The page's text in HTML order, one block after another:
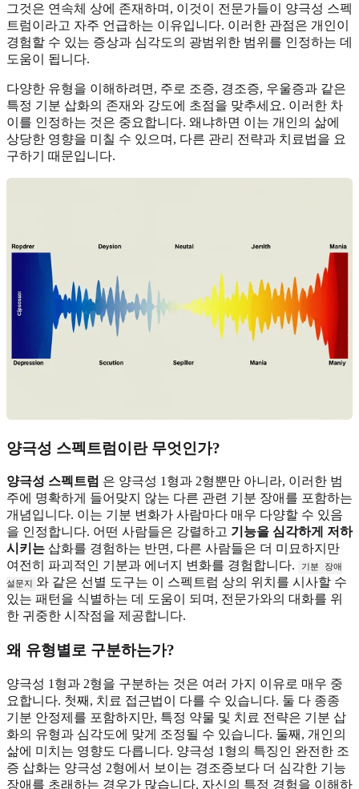
그것은 연속체 상에 존재하며, 이것이 전문가들이 양극성 스펙
트럼이라고 자주 언급하는 이유입니다. 이러한 관점은 개인이
경험할 수 있는 증상과 심각도의 광범위한 범위를 인정하는 데
도움이 됩니다.
다양한 유형을 이해하려면, 주로 조증, 경조증, 우울증과 같은
특정 기분 삽화의 존재와 강도에 초점을 맞추세요. 이러한 차
이를 인정하는 것은 중요합니다. 왜냐하면 이는 개인의 삶에
상당한 영향을 미칠 수 있으며, 다른 관리 전략과 치료법을 요
구하기 때문입니다.
양극성 스펙트럼이란 무엇인가?
양극성 스펙트럼 은 양극성 1형과 2형뿐만 아니라, 이러한 범
주에 명확하게 들어맞지 않는 다른 관련 기분 장애를 포함하는
개념입니다. 이는 기분 변화가 사람마다 매우 다양할 수 있음
을 인정합니다. 어떤 사람들은 강렬하고 기능을 심각하게 저하
시키는 삽화를 경험하는 반면, 다른 사람들은 더 미묘하지만
여전히 파괴적인 기분과 에너지 변화를 경험합니다.
기분 장애
설문지
와 같은 선별 도구는 이 스펙트럼 상의 위치를 시사할 수
있는 패턴을 식별하는 데 도움이 되며, 전문가와의 대화를 위
한 귀중한 시작점을 제공합니다.
왜 유형별로 구분하는가?
양극성 1형과 2형을 구분하는 것은 여러 가지 이유로 매우 중
요합니다. 첫째, 치료 접근법이 다를 수 있습니다. 둘 다 종종
기분 안정제를 포함하지만, 특정 약물 및 치료 전략은 기분 삽
화의 유형과 심각도에 맞게 조정될 수 있습니다. 둘째, 개인의
삶에 미치는 영향도 다릅니다. 양극성 1형의 특징인 완전한 조
증 삽화는 양극성 2형에서 보이는 경조증보다 더 심각한 기능
장애를 초래하는 경우가 많습니다. 자신의 특정 경험을 이해하